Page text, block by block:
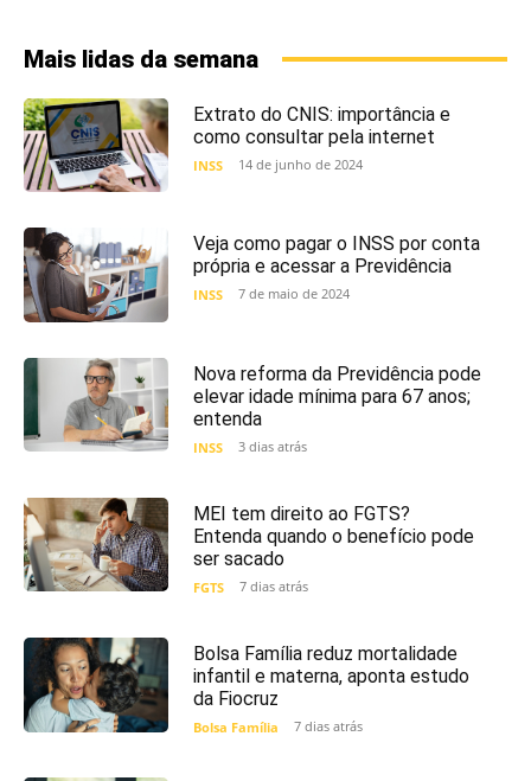
Mais lidas da semana
Extrato do CNIS: importância e
como consultar pela internet
INSS 14 de junho de 2024
Veja como pagar o INSS por conta
própria e acessar a Previdência
INSS 7 de maio de 2024
Nova reforma da Previdência pode
elevar idade mínima para 67 anos;
entenda
INSS 3 dias atrás
MEI tem direito ao FGTS?
Entenda quando o benefício pode
ser sacado
FGTS 7 dias atrás
Bolsa Família reduz mortalidade
infantil e materna, aponta estudo
da Fiocruz
Bolsa Família 7 dias atrás